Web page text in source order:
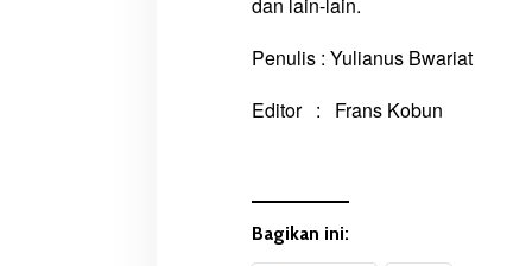
u
n
m
Penulis : Yulianus Bwariat
Editor : Frans Kobun
Bagikan ini: